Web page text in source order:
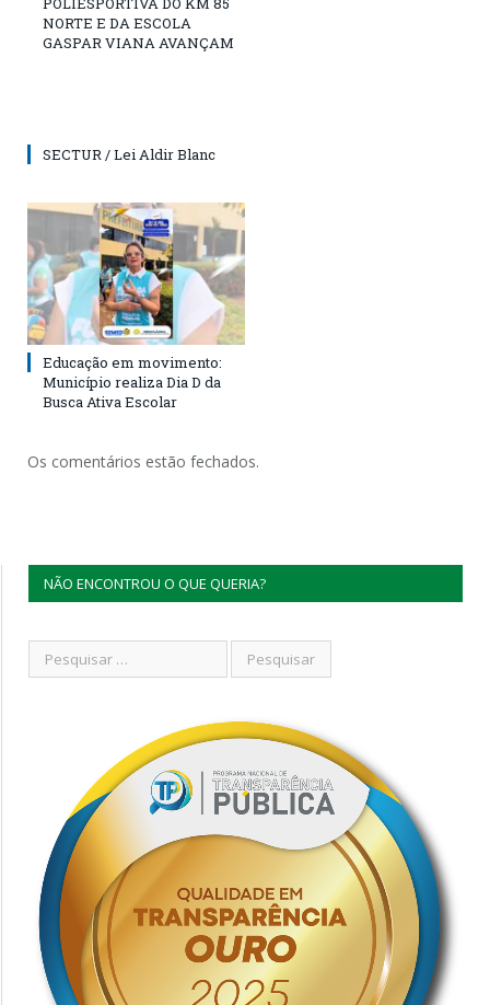
NORTE E DA ESCOLA
GASPAR VIANA AVANÇAM
SECTUR / Lei Aldir Blanc
Educação em movimento:
Município realiza Dia D da
Busca Ativa Escolar
Os comentários estão fechados.
NÃO ENCONTROU O QUE QUERIA?